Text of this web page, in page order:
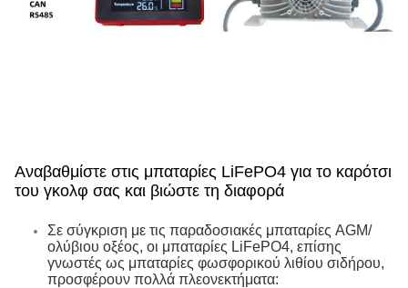
Αναβαθμίστε στις μπαταρίες LiFePO4 για το καρότσι
του γκολφ σας και βιώστε τη διαφορά
Σε σύγκριση με τις παραδοσιακές μπαταρίες AGM/
ολύβιου οξέος, οι μπαταρίες LiFePO4, επίσης
γνωστές ως μπαταρίες φωσφορικού λιθίου σιδήρου,
προσφέρουν πολλά πλεονεκτήματα: